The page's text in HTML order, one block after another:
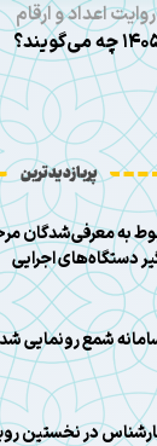
اعداد و ارقام
پربازدیدترین
به معرفی‌شدگان
دستگاه‌های اجرایی
شمع رونمایی شد